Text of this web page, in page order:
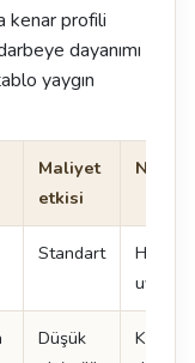
kenar profili
dayanımı
yaygın
Maliyet
etkisi
Not
Standart
Her
Düşük
Kenar